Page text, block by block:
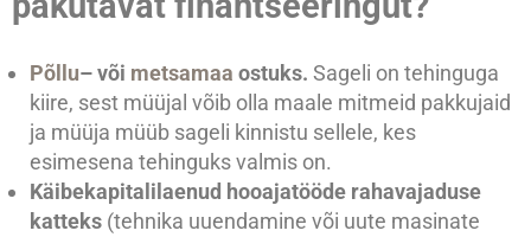
Põllu– või metsamaa ostuks. Sageli on tehinguga
kiire, sest müüjal võib olla maale mitmeid pakkujaid
ja müüja müüb sageli kinnistu sellele, kes
esimesena tehinguks valmis on.
Käibekapitalilaenud hooajatööde rahavajaduse
katteks (tehnika uuendamine või uute masinate